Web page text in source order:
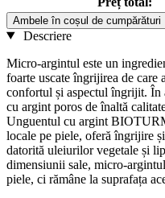
Ambele în coșul de cumpărături
Descriere
Micro-argintul este un
foarte uscate îngrijirea de care
confortul și aspectul îngrijit. În
cu argint poros de înaltă
Unguentul cu argint
locale pe piele, oferă îngrijire
datorită uleiurilor vegetale și
dimensiunii sale, micro-
piele, ci rămâne la suprafața